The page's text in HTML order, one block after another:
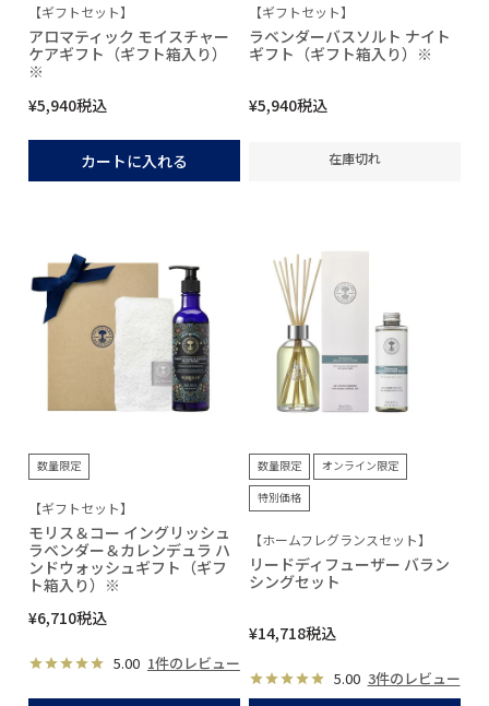
【ギフトセット】
アロマティック モイスチャー
ケアギフト（ギフト箱入り）
※
¥5,940税込
カートに入れる
【ギフトセット】
ラベンダーバスソルト ナイト
ギフト（ギフト箱入り）※
¥5,940税込
在庫切れ
数量限定
【ギフトセット】
モリス＆コー イングリッシュ
ラベンダー＆カレンデュラ ハ
ンドウォッシュギフト（ギフ
ト箱入り）※
¥6,710税込
5.00 1件のレビュー
数量限定
オンライン限定
特別価格
【ホームフレグランスセット】
リードディフューザー バラン
シングセット
¥14,718税込
5.00 3件のレビュー